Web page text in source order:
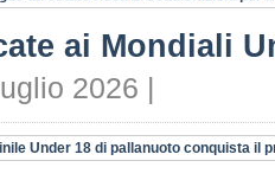
ai Mondiali
2026 |